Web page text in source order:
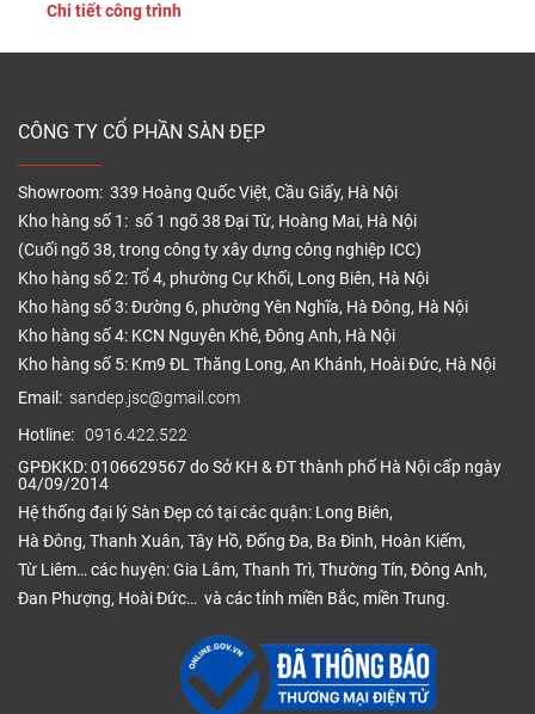
nghiệp hay tự lát tại nhà, nắm vững các bước lắp đặt chuẩn
Chi tiết công trình
CÔNG TY CỔ PHẦN SÀN ĐẸP
Showroom: 339 Hoàng Quốc Việt, Cầu Giấy, Hà Nội
Kho hàng số 1: số 1 ngõ 38 Đại Từ, Hoàng Mai, Hà Nội
(Cuối ngõ 38, trong công ty xây dựng công nghiệp ICC)
Kho hàng số 2: Tổ 4, phường Cự Khối, Long Biên, Hà Nội
Kho hàng số 3: Đường 6, phường Yên Nghĩa, Hà Đông, Hà Nội
Kho hàng số 4: KCN Nguyên Khê, Đông Anh, Hà Nội
Kho hàng số 5: Km9 ĐL Thăng Long, An Khánh, Hoài Đức, Hà Nội
Email: sandep.jsc@gmail.com
Hotline: 0916.422.522
GPĐKKD: 0106629567 do Sở KH & ĐT thành phố Hà Nội cấp ngày
04/09/2014
Hệ thống đại lý Sàn Đẹp có tại các quận: Long Biên,
Hà Đông, Thanh Xuân, Tây Hồ, Đống Đa, Ba Đình, Hoàn Kiếm,
Từ Liêm… các huyện: Gia Lâm, Thanh Trì, Thường Tín, Đông Anh,
Đan Phượng, Hoài Đức… và các tỉnh miền Bắc, miền Trung.